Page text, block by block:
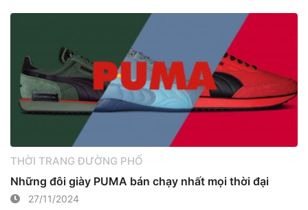
THỜI TRANG ĐƯỜNG PHỐ
Những đôi giày PUMA bán chạy nhất mọi thời đại
27/11/2024